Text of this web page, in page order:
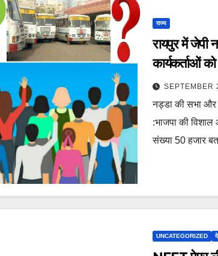
राज्य
रायपुर में जेपी
कार्यकर्ताओं
यक्षप्रश्न से
SEPTEMBER
नड्डा की सभा और
:भाजपा की
संख्या 50 हजार
UNCATEGORIZED